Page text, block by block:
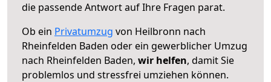
die passende Antwort auf Ihre Fragen parat.
Ob ein Privatumzug von Heilbronn nach
Rheinfelden Baden oder ein gewerblicher Umzug
nach Rheinfelden Baden, wir helfen, damit Sie
problemlos und stressfrei umziehen können.